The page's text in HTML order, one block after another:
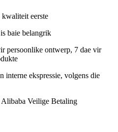
eerste
baie belangrik
persoonlike ontwerp, 7 dae vir
interne ekspressie, volgens die
Veilige Betaling